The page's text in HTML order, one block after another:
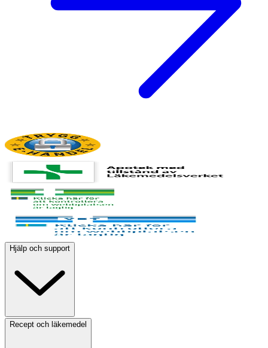
Hjälp och support
Recept och läkemedel